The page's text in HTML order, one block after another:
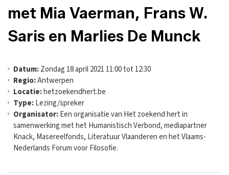
met Mia Vaerman, Frans W.
Saris en Marlies De Munck
Datum:Zondag 18 april 2021 11:00 tot 12:30
Regio:Antwerpen
Locatie:hetzoekendhert.be
Type:Lezing/spreker
Organisator:Een organisatie van Het zoekend hert in
samenwerking met het Humanistisch Verbond, mediapartner
Knack, Masereelfonds, Literatuur Vlaanderen en het Vlaams-
Nederlands Forum voor Filosofie.